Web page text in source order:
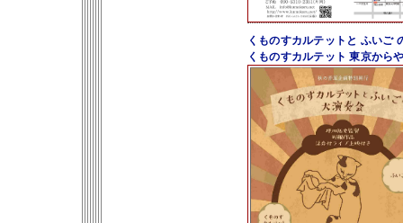
くものすカルテットと ふいご
くものすカルテット 東京から